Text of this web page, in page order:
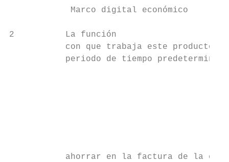
            Marco digital económico
2          La función
con que trabaja este producto
periodo de tiempo
ahorrar en la factura de la